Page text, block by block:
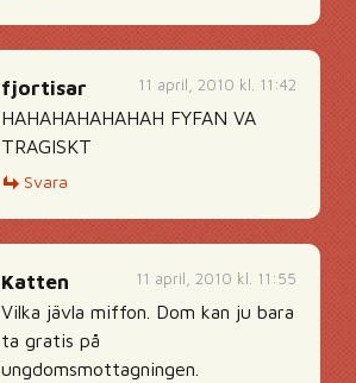
11 april, 2010 kl. 11:42
fjortisar
HAHAHAHAHAHAH FYFAN VA
TRAGISKT
Svara
11 april, 2010 kl. 11:55
Katten
Vilka jävla miffon. Dom kan ju bara
ta gratis på
ungdomsmottagningen.